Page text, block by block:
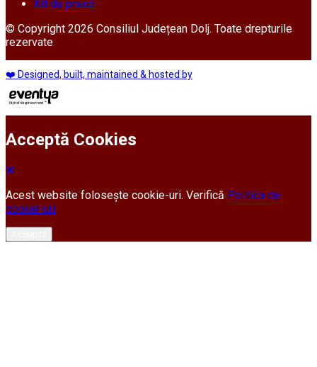
Kit de presă
© Copyright 2026 Consiliul Județean Dolj. Toate drepturile
rezervate
❤️ Designed, built, maintained & hosted by
Acceptă Cookies
Acest website folosește cookie-uri. Verifică Politica de
cookie-uri